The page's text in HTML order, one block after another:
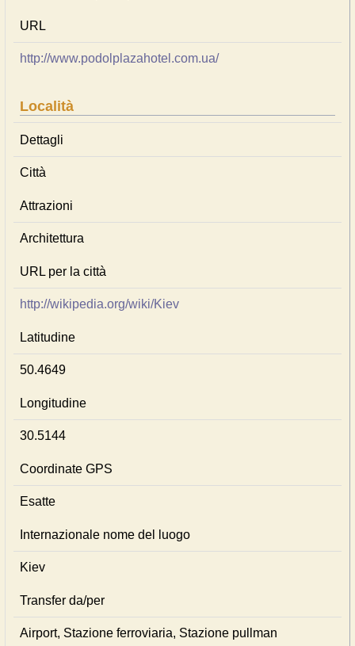
URL
http://www.podolplazahotel.com.ua/
Località
Dettagli
Città
Attrazioni
Architettura
URL per la città
http://wikipedia.org/wiki/Kiev
Latitudine
50.4649
Longitudine
30.5144
Coordinate GPS
Esatte
Internazionale nome del luogo
Kiev
Transfer da/per
Airport, Stazione ferroviaria, Stazione pullman